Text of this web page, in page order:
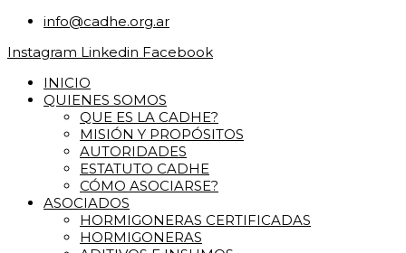
info@cadhe.org.ar
Instagram Linkedin Facebook
INICIO
QUIENES SOMOS
QUE ES LA CADHE?
MISIÓN Y PROPÓSITOS
AUTORIDADES
ESTATUTO CADHE
CÓMO ASOCIARSE?
ASOCIADOS
HORMIGONERAS CERTIFICADAS
HORMIGONERAS